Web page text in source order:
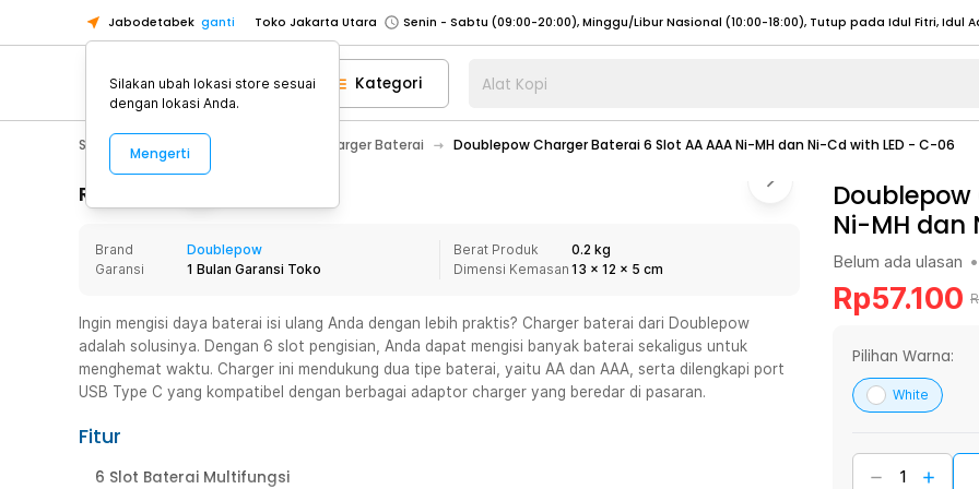
Jabodetabek ganti Toko Jakarta Utara
Toko Tangerang
Toko Cikupa
Pick n Go Jakarta Barat
Senin - Jumat (07:00 - 20:00), Sabtu - Minggu (08:00 - 20:00), Tutup pada Idul Fitri
Pick n Go Bekasi
Senin - Jumat (08:00 - 20:00), Sabtu - Minggu/ Libur Nasional (08:00 - 17:00) Selengkapnya
Senin - Jumat (08:00 - 20:00), Sabtu - Minggu/ Libur Nasional (08:00 - 17:00) Selengkapnya
Senin - Sabtu (09:00-20:00), Minggu/Libur Nasional (12:00-20:00), Tutup pada Idul Fitri
Toko Jakarta Barat
Senin - Sabtu (09:00-20:00), Minggu/Libur Nasional (12:00-20:00), Tutup pada Idul Fitri
Toko Tangerang
Toko Cikupa
Pick n Go Jakarta Barat
Senin - Jumat (07:00 - 20:00), Sabtu - Minggu (08:00 - 20:00), Tutup pada Idul Fitri
Selengkapnya
Kategori Alat Kopi
Sport & Outdoor Charger Baterai Doublepow Charger Baterai 6 Slot AA AAA Ni-MH dan Ni-Cd with LED - C-06
Rincian Produk
Brand
Doublepow
Garansi
1 Bulan Garansi Toko
Berat Produk
0.2 kg
Dimensi Kemasan 13 x 12 x 5 cm
Ingin mengisi daya baterai isi ulang Anda dengan lebih praktis? Charger baterai dari Doublepow
adalah solusinya. Dengan 6 slot pengisian, Anda dapat mengisi banyak baterai sekaligus untuk
menghemat waktu. Charger ini mendukung dua tipe baterai, yaitu AA dan AAA, serta dilengkapi port
USB Type C yang kompatibel dengan berbagai adaptor charger yang beredar di pasaran.
Fitur
6 Slot Baterai Multifungsi
Ni-MH dan
Belum ada ulasan •
Rp57.100
Pilihan Warna:
White
Silakan ubah lokasi store sesuai
dengan lokasi Anda.
Mengerti